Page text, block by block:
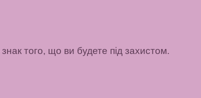
того, що ви будете під захистом.